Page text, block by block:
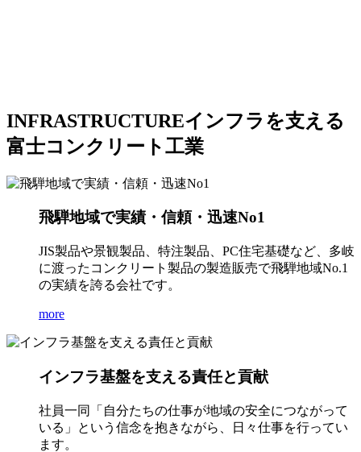
INFRASTRUCTUREインフラを支える
富士コンクリート工業
飛騨地域で実績・信頼・迅速No1
JIS製品や景観製品、特注製品、PC住宅基礎など、多岐
に渡ったコンクリート製品の製造販売で飛騨地域No.1
の実績を誇る会社です。
more
インフラ基盤を支える責任と貢献
社員一同「自分たちの仕事が地域の安全につながって
いる」という信念を抱きながら、日々仕事を行ってい
ます。